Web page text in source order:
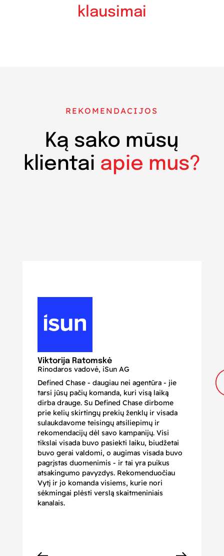
klausimai
REKOMENDACIJOS
Ką sako mūsų
klientai apie mus?
Viktorija Ratomskė
Rinodaros vadovė, iSun AG
Defined Chase - daugiau nei agentūra - jie
tarsi jūsų pačių komanda, kuri visą laiką
dirba drauge. Su Defined Chase dirbome
prie kelių skirtingų prekių ženklų ir visada
sulaukdavome teisingų atsiliepimų ir
rekomendacijų dėl savo kampanijų. Visi
tikslai visada buvo pasiekti laiku, biudžetai
buvo gerai valdomi, o augimas visada buvo
pagrįstas duomenimis - ir tai yra puikus
atsakingumo pavyzdys. Rekomenduočiau
Vytį ir jo komanda visiems, kurie nori
sėkmingai plėsti verslą skaitmeniniais
kanalais.
ir